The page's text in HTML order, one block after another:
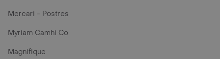
Mercari - Postres
Myriam Camhi Co
Magnifique